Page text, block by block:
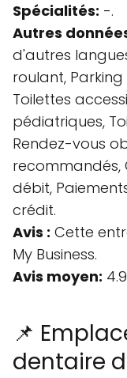
Spécialités: -.
Autres
d'autres
roulant,
Toilettes
pédiatriques,
Rendez-vous
recommandés,
débit,
crédit.
Avis : Cette
My Business.
Avis moyen:
📌
dentaire